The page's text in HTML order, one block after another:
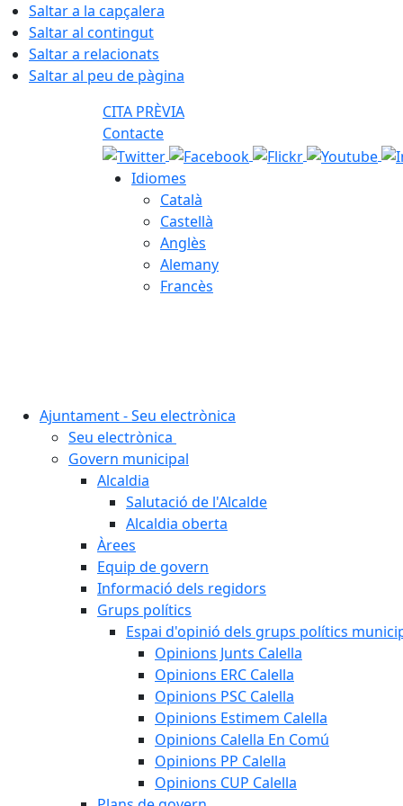
Saltar a la capçalera
Saltar al contingut
Saltar a relacionats
Saltar al peu de pàgina
CITA PRÈVIA
Contacte
Idiomes
Català
Castellà
Anglès
Alemany
Francès
Ajuntament - Seu electrònica
Seu electrònica
Govern municipal
Alcaldia
Salutació de l'Alcalde
Alcaldia oberta
Àrees
Equip de govern
Informació dels regidors
Grups polítics
Espai d'opinió dels grups polítics
Opinions Junts Calella
Opinions ERC Calella
Opinions PSC Calella
Opinions Estimem Calella
Opinions Calella En Comú
Opinions PP Calella
Opinions CUP Calella